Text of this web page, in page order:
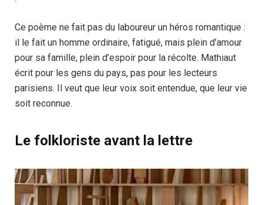
Ce poème ne fait pas du laboureur un héros romantique :
il le fait un homme ordinaire, fatigué, mais plein d’amour
pour sa famille, plein d’espoir pour la récolte. Mathiaut
écrit pour les gens du pays, pas pour les lecteurs
parisiens. Il veut que leur voix soit entendue, que leur vie
soit reconnue.
Le folkloriste avant la lettre